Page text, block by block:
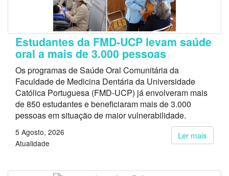
Estudantes da FMD-UCP levam saúde
oral a mais de 3.000 pessoas
Os programas de Saúde Oral Comunitária da
Faculdade de Medicina Dentária da Universidade
Católica Portuguesa (FMD-UCP) já envolveram mais
de 850 estudantes e beneficiaram mais de 3.000
pessoas em situação de maior vulnerabilidade.
Ler mais
5 Agosto, 2026
Atualidade